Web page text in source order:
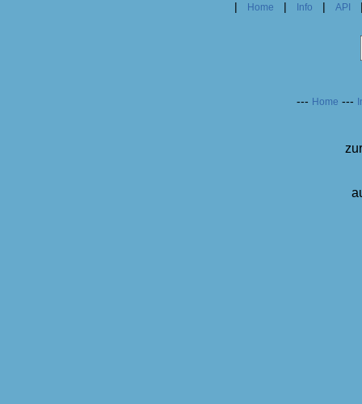
| Home | Info | API
--- Home ---